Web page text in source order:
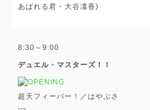
あばれる君・大谷凜香)
8:30～9:00
デュエル・マスターズ！！
超天フィーバー！／はやぶさ